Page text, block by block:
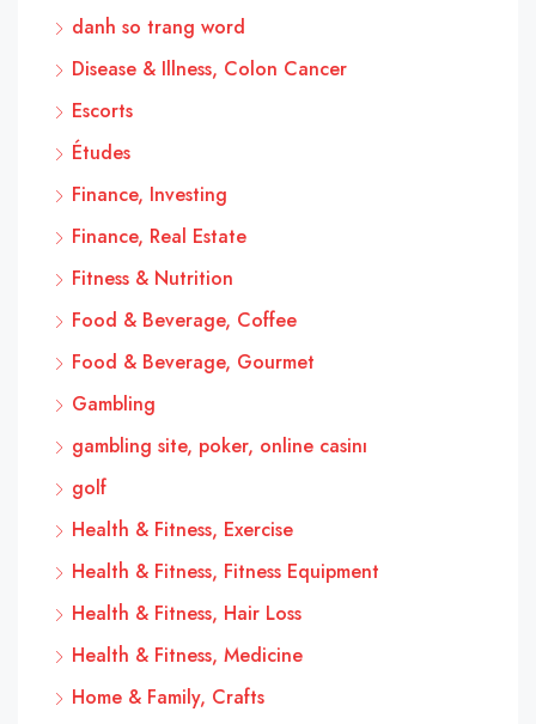
danh so trang word
Disease & Illness, Colon Cancer
Escorts
Études
Finance, Investing
Finance, Real Estate
Fitness & Nutrition
Food & Beverage, Coffee
Food & Beverage, Gourmet
Gambling
gambling site, poker, online casinı
golf
Health & Fitness, Exercise
Health & Fitness, Fitness Equipment
Health & Fitness, Hair Loss
Health & Fitness, Medicine
Home & Family, Crafts